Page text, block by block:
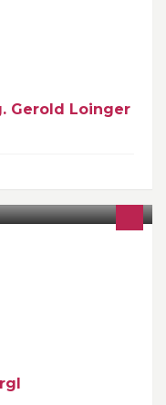
Gerold Loinger